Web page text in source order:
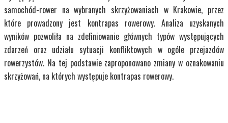
samochód-rower na wybranych skrzyżowaniach w Krakowie, przez
które prowadzony jest kontrapas rowerowy. Analiza uzyskanych
wyników pozwoliła na zdefiniowanie głównych typów występujących
zdarzeń oraz udziału sytuacji konfliktowych w ogóle przejazdów
rowerzystów. Na tej podstawie zaproponowano zmiany w oznakowaniu
skrzyżowań, na których występuje kontrapas rowerowy.